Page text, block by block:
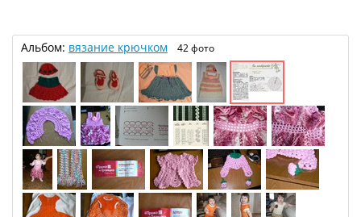
Альбом: вязание крючком 42 фото